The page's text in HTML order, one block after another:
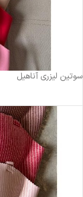
سوتین لیزری آناهیل